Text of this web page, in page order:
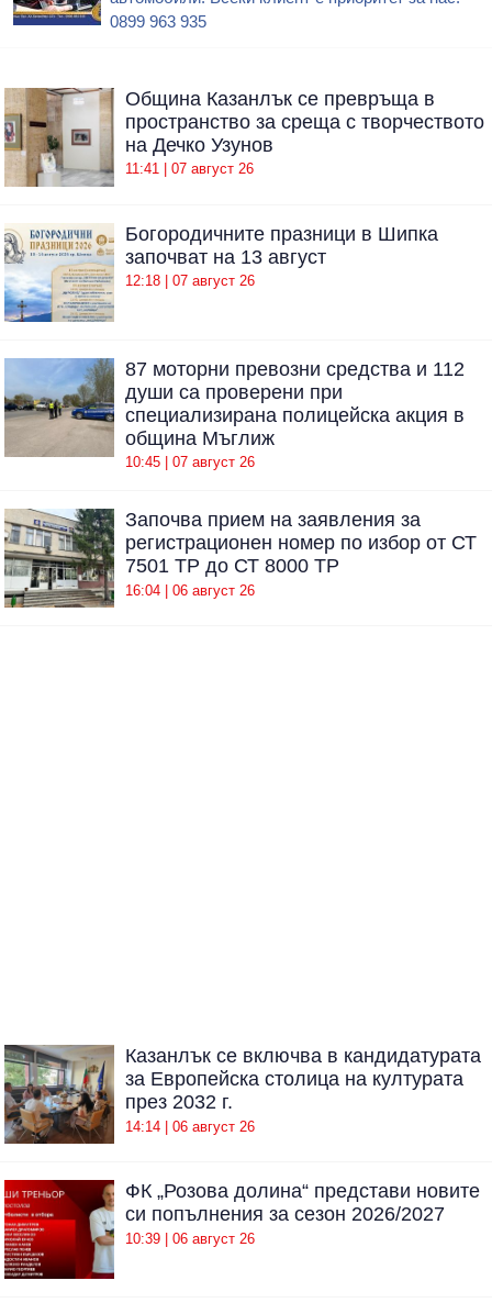
0899 963 935
Община Казанлък се превръща в
пространство за среща с творчеството
на Дечко Узунов
11:41 | 07 август 26
Богородичните празници в Шипка
започват на 13 август
12:18 | 07 август 26
87 моторни превозни средства и 112
души са проверени при
специализирана полицейска акция в
община Мъглиж
10:45 | 07 август 26
Започва прием на заявления за
регистрационен номер по избор от СТ
7501 ТР до СТ 8000 ТР
16:04 | 06 август 26
Казанлък се включва в кандидатурата
за Европейска столица на културата
през 2032 г.
14:14 | 06 август 26
ФК „Розова долина“ представи новите
си попълнения за сезон 2026/2027
10:39 | 06 август 26